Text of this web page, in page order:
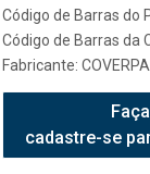
Código de Barras do
Código de Barras da
Fabricante:
cadastre-se